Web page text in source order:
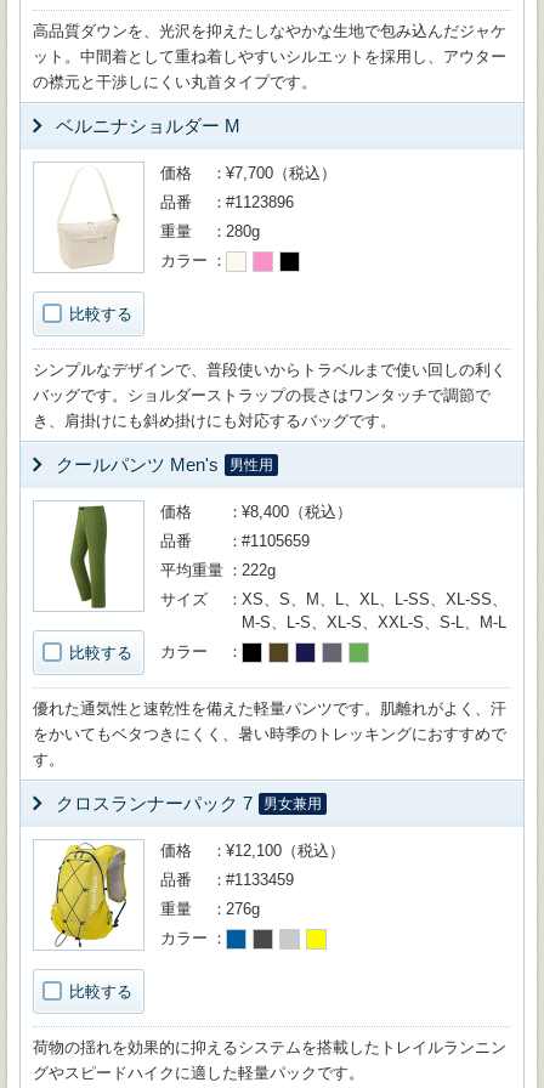
高品質ダウンを、光沢を抑えたしなやかな生地で包み込んだジャケ
ット。中間着として重ね着しやすいシルエットを採用し、アウター
の襟元と干渉しにくい丸首タイプです。
ベルニナショルダー M
比較する
価格
¥7,700（税込）
品番
#1123896
重量
280g
カラー
シンプルなデザインで、普段使いからトラベルまで使い回しの利く
バッグです。ショルダーストラップの長さはワンタッチで調節で
き、肩掛けにも斜め掛けにも対応するバッグです。
クールパンツ Men's 男性用
比較する
価格
¥8,400（税込）
品番
#1105659
平均重量
222g
サイズ
XS、S、M、L、XL、L-SS、XL-SS、
M-S、L-S、XL-S、XXL-S、S-L、M-L
カラー
優れた通気性と速乾性を備えた軽量パンツです。肌離れがよく、汗
をかいてもベタつきにくく、暑い時季のトレッキングにおすすめで
す。
クロスランナーパック 7 男女兼用
比較する
価格
¥12,100（税込）
品番
#1133459
重量
276g
カラー
荷物の揺れを効果的に抑えるシステムを搭載したトレイルランニン
グやスピードハイクに適した軽量パックです。